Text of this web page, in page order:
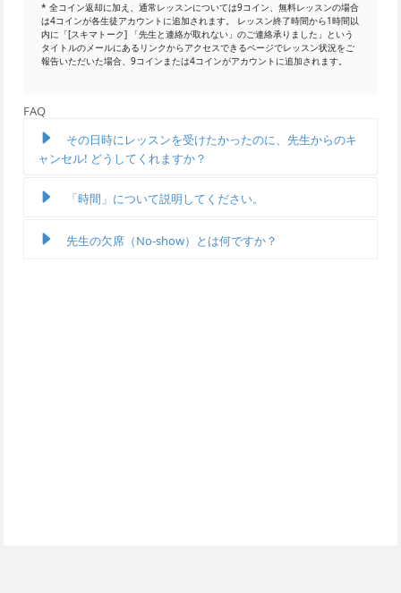
* 全コイン返却に加え、通常レッスンについては9コイン、無料レッスンの場合
は4コインが各生徒アカウントに追加されます。 レッスン終了時間から1時間以
内に「[スキマトーク] 「先生と連絡が取れない」のご連絡承りました」という
タイトルのメールにあるリンクからアクセスできるページでレッスン状況をご
報告いただいた場合、9コインまたは4コインがアカウントに追加されます。
FAQ
その日時にレッスンを受けたかったのに、先生からのキ
ャンセル! どうしてくれますか？
「時間」について説明してください。
先生の欠席（No-show）とは何ですか？